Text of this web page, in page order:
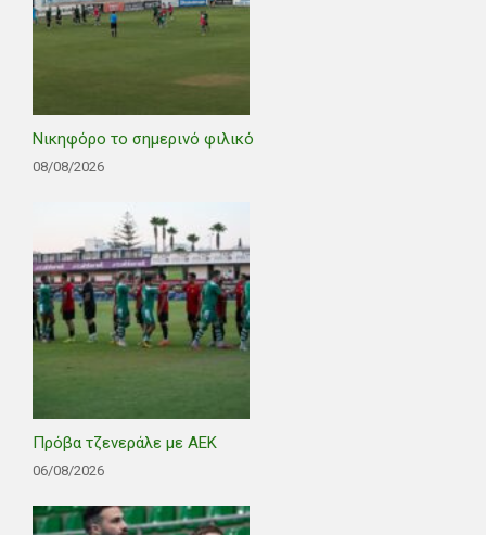
Νικηφόρο το σημερινό φιλικό
08/08/2026
Πρόβα τζενεράλε με ΑΕΚ
06/08/2026